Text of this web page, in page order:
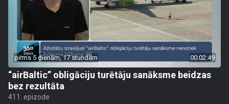
pirms 5 dienām, 17 stundām 00:02:49
“airBaltic” obligāciju turētāju sanāksme beidzas
bez rezultāta
411. epizode